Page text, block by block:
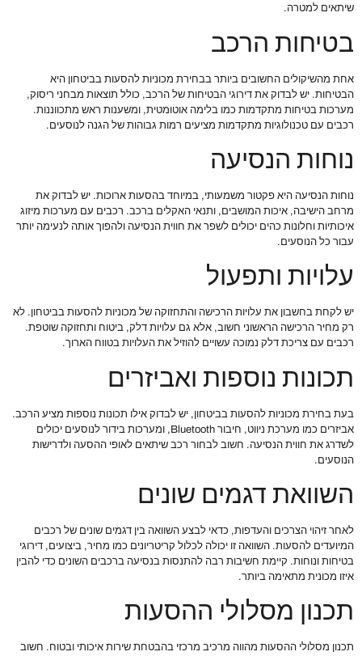
שיתאים למטרה.
בטיחות הרכב
אחת מהשיקולים החשובים ביותר בבחירת מכוניות להסעות בביטחון היא
הבטיחות. יש לבדוק את דירוגי הבטיחות של הרכב, כולל תוצאות מבחני ריסוק,
מערכות בטיחות מתקדמות כמו בלימה אוטומטית, ומשענות ראש מתכווננות.
רכבים עם טכנולוגיות מתקדמות מציעים רמות גבוהות של הגנה לנוסעים.
נוחות הנסיעה
נוחות הנסיעה היא פקטור משמעותי, במיוחד בהסעות ארוכות. יש לבדוק את
מרחב הישיבה, איכות המושבים, ותנאי האקלים ברכב. רכבים עם מערכות מיזוג
איכותיות וחלונות כהים יכולים לשפר את חווית הנסיעה ולהפוך אותה לנעימה יותר
עבור כל הנוסעים.
עלויות ותפעול
יש לקחת בחשבון את עלויות הרכישה והתחזוקה של מכוניות להסעות בביטחון. לא
רק מחיר הרכישה הראשוני חשוב, אלא גם עלויות דלק, ביטוח ותחזוקה שוטפת.
רכבים עם צריכת דלק נמוכה עשויים להוזיל את העלויות בטווח הארוך.
תכונות נוספות ואביזרים
בעת בחירת מכוניות להסעות בביטחון, יש לבדוק אילו תכונות נוספות מציע הרכב.
אביזרים כמו מערכת ניווט, חיבור Bluetooth, ומערכות בידור לנוסעים יכולים
לשדרג את חווית הנסיעה. חשוב לבחור רכב שיתאים לאופי ההסעה ולדרישות
הנוסעים.
השוואת דגמים שונים
לאחר זיהוי הצרכים והעדפות, כדאי לבצע השוואה בין דגמים שונים של רכבים
המיועדים להסעות. השוואה זו יכולה לכלול קריטריונים כמו מחיר, ביצועים, דירוגי
בטיחות ונוחות. קיימת חשיבות רבה להתנסות בנסיעה ברכבים השונים כדי להבין
איזו מכונית מתאימה ביותר.
תכנון מסלולי ההסעות
תכנון מסלולי ההסעות מהווה מרכיב מרכזי בהבטחת שירות איכותי ובטוח. חשוב